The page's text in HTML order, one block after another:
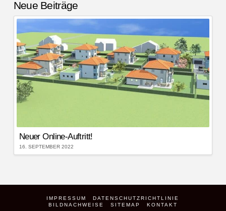
Neue Beiträge
Neuer Online-Auftritt!
16. SEPTEMBER 2022
IMPRESSUM
DATENSCHUTZRICHTLINIE
BILDNACHWEISE
SITEMAP KONTAKT